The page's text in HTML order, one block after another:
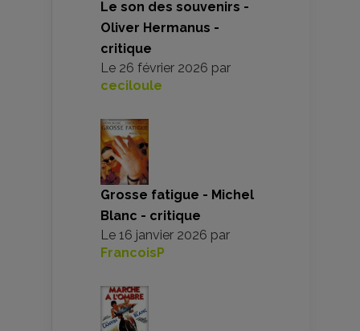
Le son des souvenirs -
Oliver Hermanus -
critique
Le 26 février 2026 par
ceciloule
Grosse fatigue - Michel
Blanc - critique
Le 16 janvier 2026 par
FrancoisP